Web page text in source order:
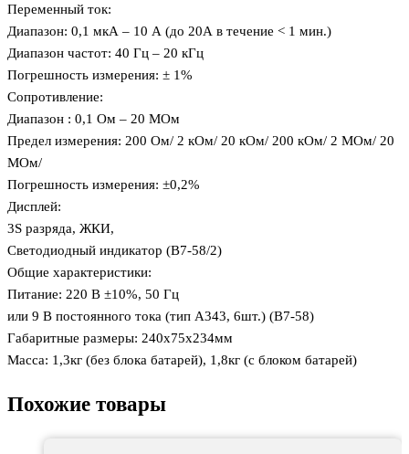
Переменный ток:
Диапазон: 0,1 мкА – 10 А (до 20А в течение < 1 мин.)
Диапазон частот: 40 Гц – 20 кГц
Погрешность измерения: ± 1%
Сопротивление:
Диапазон : 0,1 Ом – 20 МОм
Предел измерения: 200 Ом/ 2 кОм/ 20 кОм/ 200 кОм/ 2 МОм/ 20
МОм/
Погрешность измерения: ±0,2%
Дисплей:
3Ѕ разряда, ЖКИ,
Светодиодный индикатор (В7-58/2)
Общие характеристики:
Питание: 220 В ±10%, 50 Гц
или 9 В постоянного тока (тип А343, 6шт.) (В7-58)
Габаритные размеры: 240х75х234мм
Масса: 1,3кг (без блока батарей), 1,8кг (с блоком батарей)
Похожие товары